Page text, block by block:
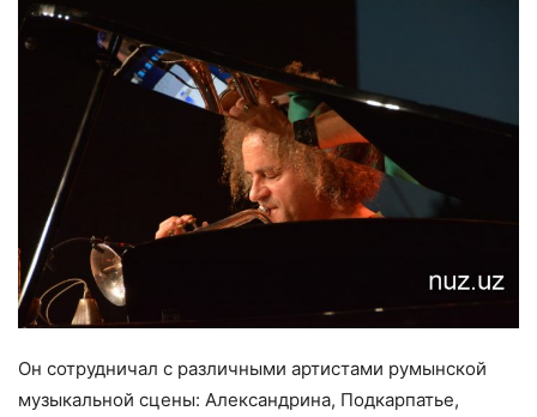
Он сотрудничал с различными артистами румынской
музыкальной сцены: Александрина, Подкарпатье,